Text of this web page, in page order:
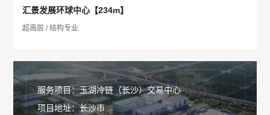
汇景发展环球中心【234m】
超高层 / 结构专业
服务项目：玉湖冷链（长沙）交易中心
项目地址：长沙市